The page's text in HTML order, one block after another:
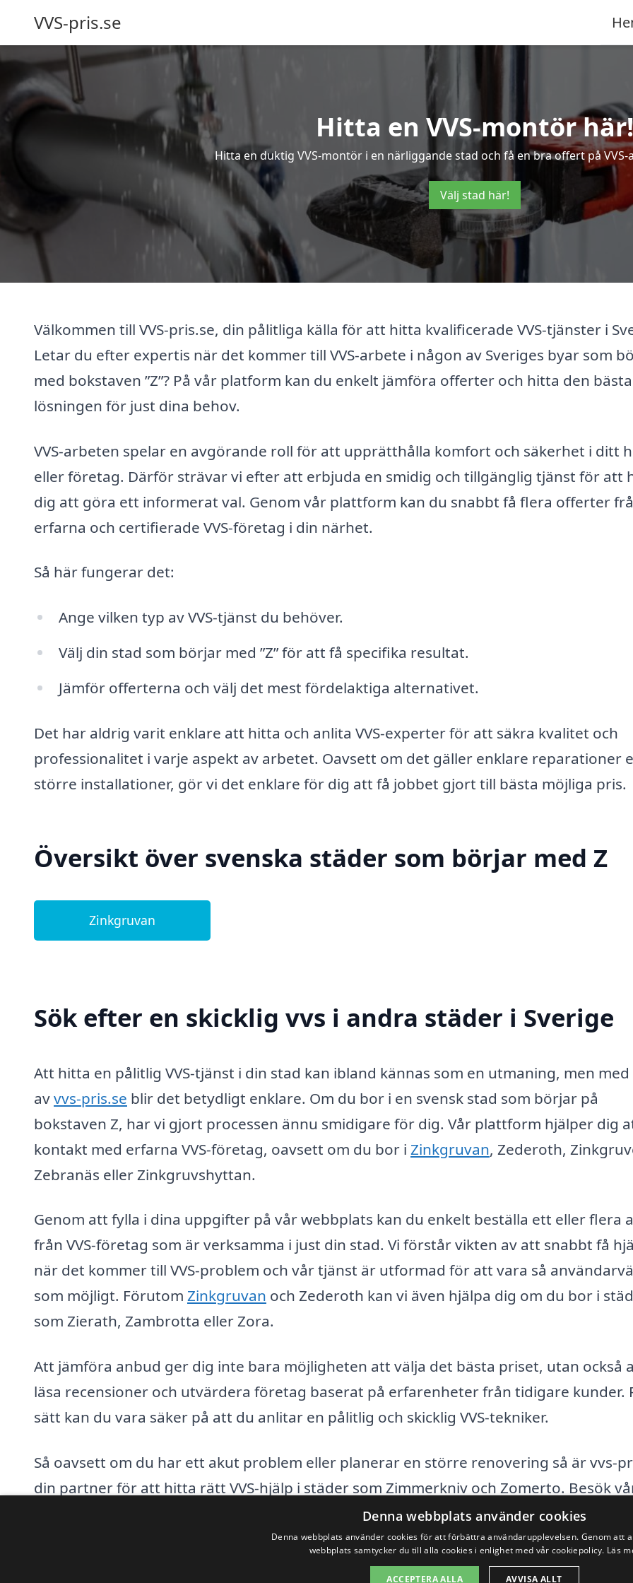
VVS-pris.se
Hitta en VVS-montör här!
Hitta en duktig VVS-montör i en närliggande stad och få en bra offert på
Välj stad här!
Välkommen till VVS-pris.se, din pålitliga källa för att hitta kvalificerade VVS-tjänster i
Letar du efter expertis när det kommer till VVS-arbete i någon av Sveriges byar som
med bokstaven ”Z”? På vår platform kan du enkelt jämföra offerter och hitta den bästa
lösningen för just dina behov.
VVS-arbeten spelar en avgörande roll för att upprätthålla komfort och säkerhet i ditt
eller företag. Därför strävar vi efter att erbjuda en smidig och tillgänglig tjänst för att
dig att göra ett informerat val. Genom vår plattform kan du snabbt få flera offerter
erfarna och certifierade VVS-företag i din närhet.
Så här fungerar det:
Ange vilken typ av VVS-tjänst du behöver.
Välj din stad som börjar med ”Z” för att få specifika resultat.
Jämför offerterna och välj det mest fördelaktiga alternativet.
Det har aldrig varit enklare att hitta och anlita VVS-experter för att säkra kvalitet och
professionalitet i varje aspekt av arbetet. Oavsett om det gäller enklare reparationer
större installationer, gör vi det enklare för dig att få jobbet gjort till bästa möjliga pris.
Översikt över svenska städer som börjar med Z
Zinkgruvan
Sök efter en skicklig vvs i andra städer i Sverige
Att hitta en pålitlig VVS-tjänst i din stad kan ibland kännas som en utmaning, men
avvvs-pris.se blir det betydligt enklare. Om du bor i en svensk stad som börjar på
bokstaven Z, har vi gjort processen ännu smidigare för dig. Vår plattform hjälper dig
kontakt med erfarna VVS-företag, oavsett om du bor i Zinkgruvan, Zederoth,
Zebranäs eller Zinkgruvshyttan.
Genom att fylla i dina uppgifter på vår webbplats kan du enkelt beställa ett eller flera
från VVS-företag som är verksamma i just din stad. Vi förstår vikten av att snabbt få
när det kommer till VVS-problem och vår tjänst är utformad för att vara så
som möjligt. Förutom Zinkgruvan och Zederoth kan vi även hjälpa dig om du bor i
som Zierath, Zambrotta eller Zora.
Att jämföra anbud ger dig inte bara möjligheten att välja det bästa priset, utan också
läsa recensioner och utvärdera företag baserat på erfarenheter från tidigare kunder.
sätt kan du vara säker på att du anlitar en pålitlig och skicklig VVS-tekniker.
Så oavsett om du har ett akut problem eller planerar en större renovering så är vvs-
din partner för att hitta rätt VVS-hjälp i städer som Zimmerkniv och Zomerto. Besök
webbplats idag för att komma igång och få de anbud du behöver för att göra ett
Denna webbplats använder cookies
Denna webbplats använder cookies för att förbättra användarupplevelsen. Genom att
webbplats samtycker du till alla cookies i enlighet med vår cookiepolicy. Läs
ACCEPTERA ALLA AVVISA ALLT